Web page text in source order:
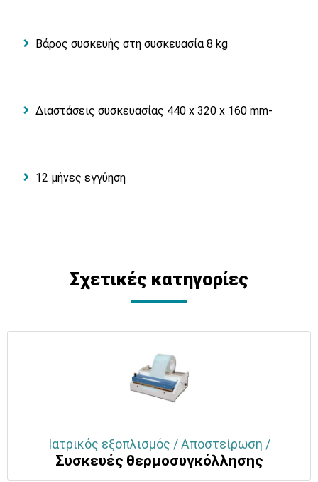
Βάρος συσκευής στη συσκευασία 8 kg
Διαστάσεις συσκευασίας 440 x 320 x 160 mm-
12 μήνες εγγύηση
Σχετικές κατηγορίες
Ιατρικός εξοπλισμός / Αποστείρωση /
Συσκευές θερμοσυγκόλλησης